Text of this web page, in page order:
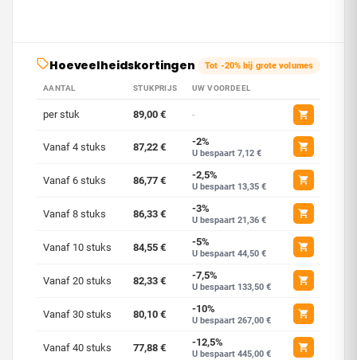
Hoeveelheidskortingen Tot -20% bij grote volumes
AANTAL STUKPRIJS UW VOORDEEL
per stuk 89,00 € -
Vanaf 4 stuks 87,22 € -2%
U bespaart 7,12 €
Vanaf 6 stuks 86,77 € -2,5%
U bespaart 13,35 €
Vanaf 8 stuks 86,33 € -3%
U bespaart 21,36 €
Vanaf 10 stuks 84,55 € -5%
U bespaart 44,50 €
Vanaf 20 stuks 82,33 € -7,5%
U bespaart 133,50 €
Vanaf 30 stuks 80,10 € -10%
U bespaart 267,00 €
Vanaf 40 stuks 77,88 € -12,5%
U bespaart 445,00 €